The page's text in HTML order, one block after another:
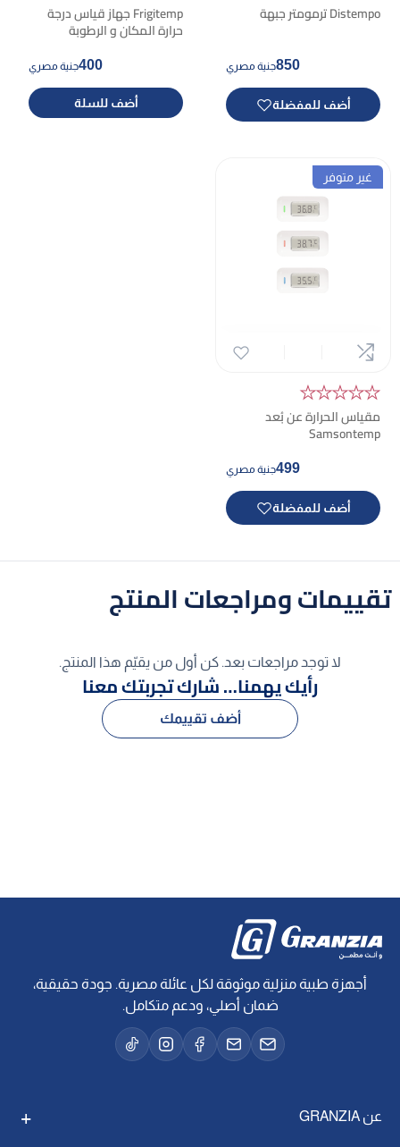
Distempo ترمومتر جبهة
جنية مصري850
أضف للمفضلة
Frigitemp جهاز قياس درجة
حرارة المكان و الرطوبة
جنية مصري400
أضف للسلة
غير متوفر
★★★★★
​مقياس الحرارة عن بُعد
Samsontemp
جنية مصري499
أضف للمفضلة
تقييمات ومراجعات المنتج
لا توجد مراجعات بعد. كن أول من يقيّم هذا المنتج.
رأيك يهمنا… شارك تجربتك معنا
أضف تقييمك
أجهزة طبية منزلية موثوقة لكل عائلة مصرية. جودة حقيقية،
ضمان أصلي، ودعم متكامل.
عن GRANZIA